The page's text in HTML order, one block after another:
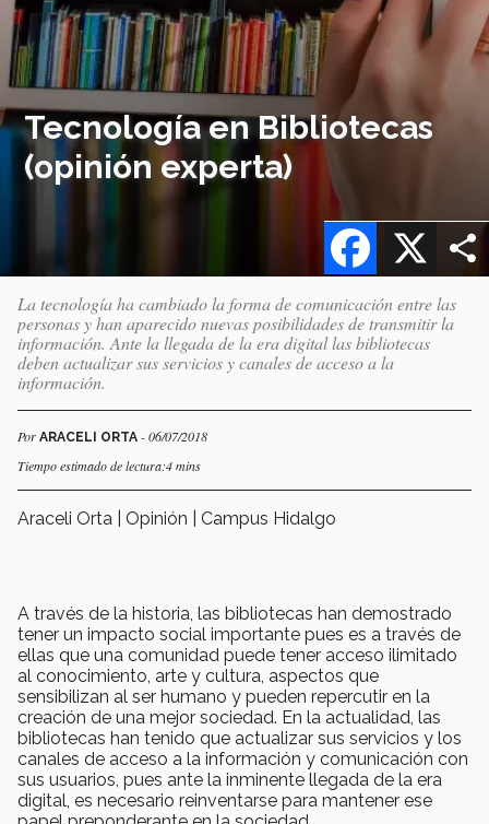
Tecnología en Bibliotecas
(opinión experta)
X
Facebook
La tecnología ha cambiado la forma de comunicación entre las
personas y han aparecido nuevas posibilidades de transmitir la
información. Ante la llegada de la era digital las bibliotecas
deben actualizar sus servicios y canales de acceso a la
información.
Por ARACELI ORTA - 06/07/2018
Tiempo estimado de lectura:4 mins
Araceli Orta | Opinión | Campus Hidalgo
A través de la historia, las bibliotecas han demostrado
tener un impacto social importante pues es a través de
ellas que una comunidad puede tener acceso ilimitado
al conocimiento, arte y cultura, aspectos que
sensibilizan al ser humano y pueden repercutir en la
creación de una mejor sociedad. En la actualidad, las
bibliotecas han tenido que actualizar sus servicios y los
canales de acceso a la información y comunicación con
sus usuarios, pues ante la inminente llegada de la era
digital, es necesario reinventarse para mantener ese